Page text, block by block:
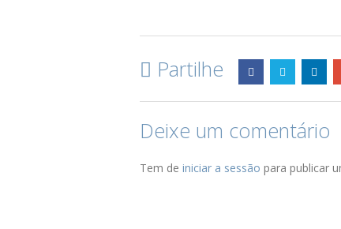
Partilhe
Deixe um comentário
Tem de iniciar a sessão para publicar